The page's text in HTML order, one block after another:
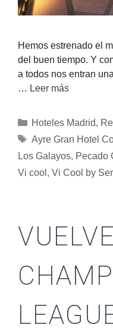
Hemos estrenado el
del buen tiempo. Y
a todos nos entran
… Leer más
Hoteles Madrid,
Ayre Gran Hotel
Los Galayos, Pecado
Vi cool , Vi Cool by